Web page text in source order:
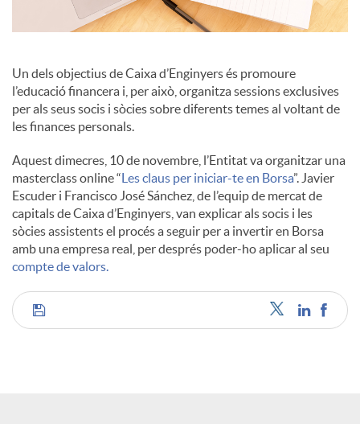
a
l
s
Un dels objectius de Caixa d’Enginyers és promoure
l’educació financera i, per això, organitza sessions exclusives
per als seus socis i sòcies sobre diferents temes al voltant de
les finances personals.
Aquest dimecres, 10 de novembre, l’Entitat va organitzar una
masterclass online “Les claus per iniciar-te en Borsa”. Javier
Escuder i Francisco José Sánchez, de l’equip de mercat de
capitals de Caixa d’Enginyers, van explicar als socis i les
sòcies assistents el procés a seguir per a invertir en Borsa
amb una empresa real, per després poder-ho aplicar al seu
compte de valors.
C